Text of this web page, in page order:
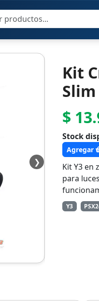
❯
Kit
Slim
$
Stock
Agregar
Kit Y3 en
para
Y3